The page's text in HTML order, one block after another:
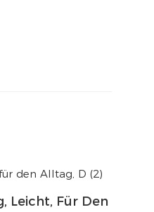
Leicht, Für Den